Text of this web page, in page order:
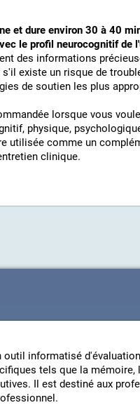
et dure environ 30 à 40
le profil neurocognitif de
des informations
existe un risque de
de soutien les plus
lorsque vous
physique,
utilisée comme un
clinique.
outil informatisé
tels que la mémoire,
Il est destiné aux